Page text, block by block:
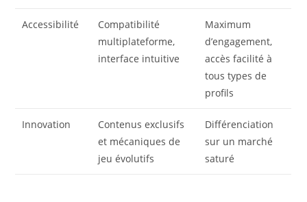
Accessibilité
Compatibilité
multiplateforme,
interface intuitive
Maximum
d’engagement,
accès facilité à
tous types de
profils
Innovation
Contenus exclusifs
et mécaniques de
jeu évolutifs
Différenciation
sur un marché
saturé